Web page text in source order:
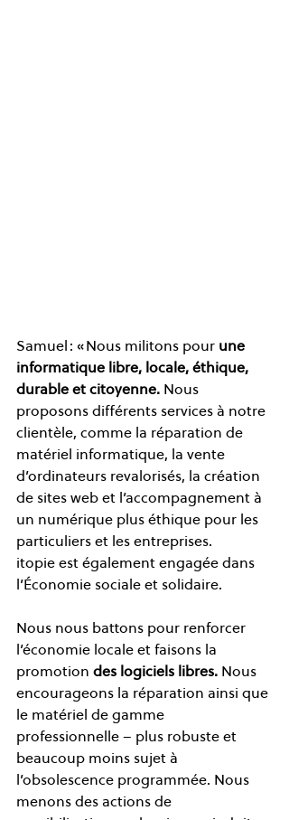
Samuel : « Nous militons pour une
informatique libre, locale, éthique,
durable et citoyenne. Nous
proposons différents services à notre
clientèle, comme la réparation de
matériel informatique, la vente
d’ordinateurs revalorisés, la création
de sites web et l’accompagnement à
un numérique plus éthique pour les
particuliers et les entreprises.
itopie est également engagée dans
l’Économie sociale et solidaire.
Nous nous battons pour renforcer
l’économie locale et faisons la
promotion des logiciels libres. Nous
encourageons la réparation ainsi que
le matériel de gamme
professionnelle – plus robuste et
beaucoup moins sujet à
l’obsolescence programmée. Nous
menons des actions de